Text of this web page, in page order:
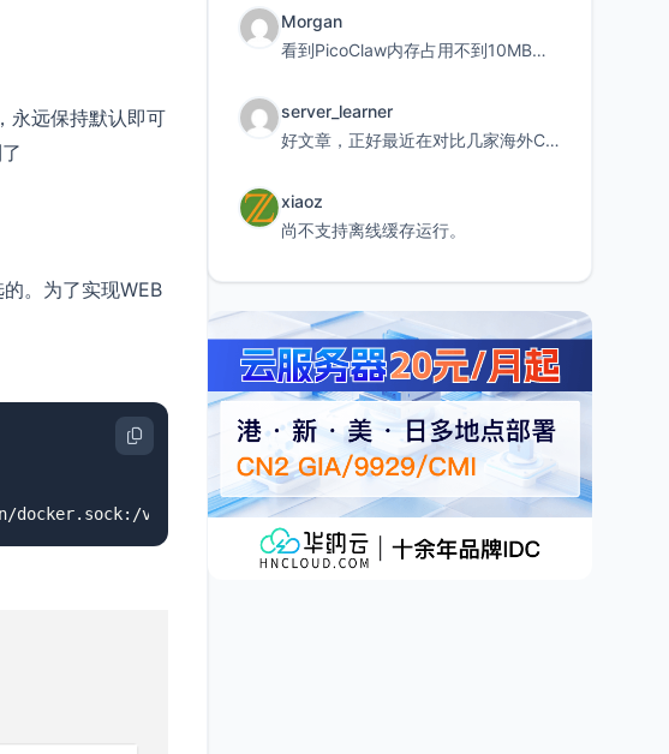
永远保持默认即可
。为了实现WEB
docker.sock:/var/run/docker.sock -v portainer_data:/data portainer/
Morgan
看到PicoClaw内存占用不到10MB这个数据真的很惊喜，确实很适合我这种想用旧设备折腾AI的小白
server_learner
好文章，正好最近在对比几家海外CDN。文中提到CF免费版不支持自定义回源端口和HOST这个痛点太真实
xiaoz
尚不支持离线缓存运行。